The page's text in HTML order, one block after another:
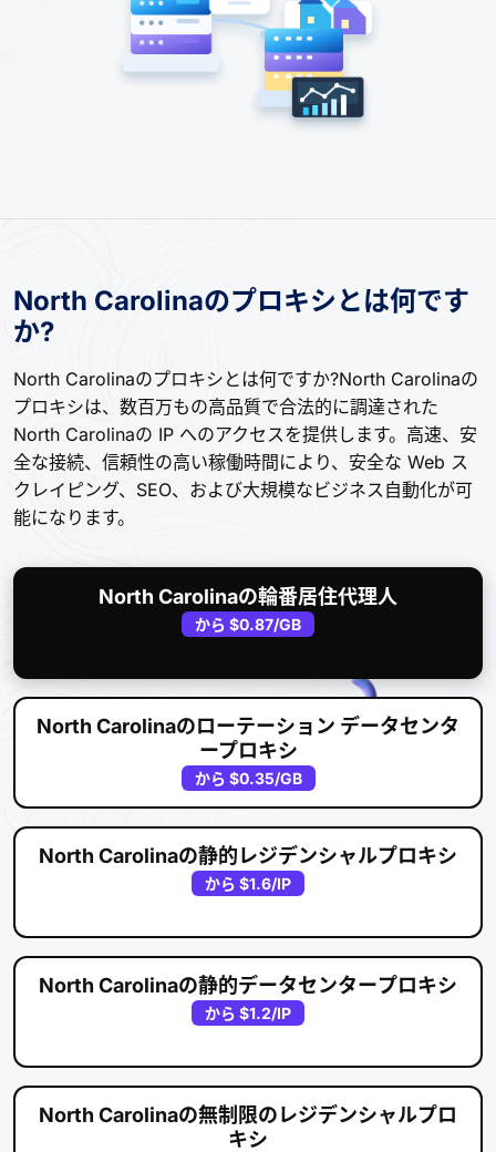
North Carolinaのプロキシとは何です
か?
North Carolinaのプロキシとは何ですか?North Carolinaの
プロキシは、数百万もの高品質で合法的に調達された
North Carolinaの IP へのアクセスを提供します。高速、安
全な接続、信頼性の高い稼働時間により、安全な Web ス
クレイピング、SEO、および大規模なビジネス自動化が可
能になります。
North Carolinaの輪番居住代理人
から $0.87/GB
North Carolinaのローテーション データセンタ
ープロキシ
から $0.35/GB
North Carolinaの静的レジデンシャルプロキシ
から $1.6/IP
North Carolinaの静的データセンタープロキシ
から $1.2/IP
North Carolinaの無制限のレジデンシャルプロ
キシ